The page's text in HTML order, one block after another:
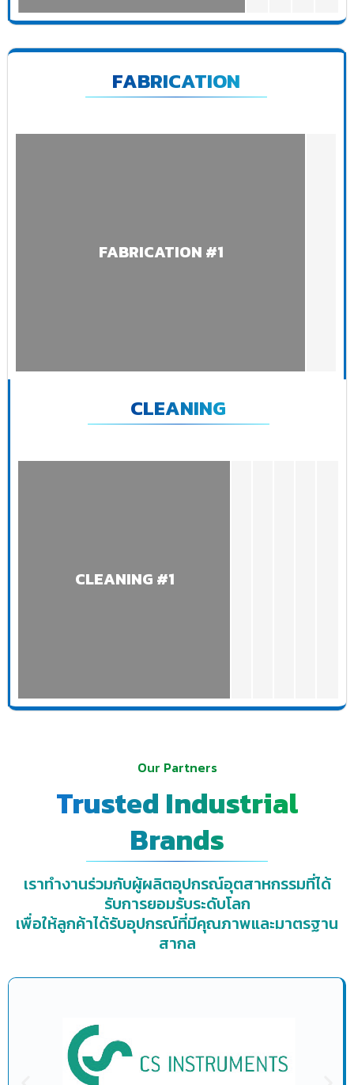
FABRICATION
FABRICATION #1
CLEANING
CLEANING #1
Our Partners
Trusted Industrial
Brands
เราทำงานร่วมกับผู้ผลิตอุปกรณ์อุตสาหกรรมที่ได้
รับการยอมรับระดับโลก
เพื่อให้ลูกค้าได้รับอุปกรณ์ที่มีคุณภาพและมาตรฐาน
สากล